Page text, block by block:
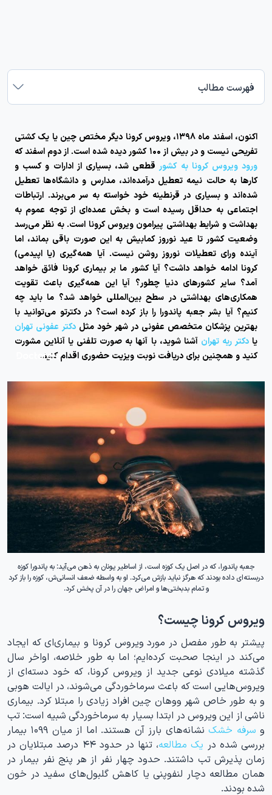
فهرست مطالب
اکنون، اسفند ماه ۱۳۹۸، ویروس کرونا دیگر مختص چین یا یک کشتی
تفریحی نیست و در بیش از ۱۰۰ کشور دیده شده است. از دوم اسفند که
ورود ویروس کرونا به کشور قطعی شد، بسیاری از ادارات و کسب و
کارها به حالت نیمه تعطیل درآمده‌اند، مدارس و دانشگاه‌ها تعطیل
شده‌اند و بسیاری در قرنطینه خود خواسته به سر می‌برند. ارتباطات
اجتماعی به حداقل رسیده است و بخش عمده‌ای از توجه عموم به
بهداشت و شرایط بهداشتی پیرامون ویروس کرونا است. به نظر می‌رسد
وضعیت کشور تا عید نوروز کمابیش به این صورت باقی بماند، اما
آینده ورای تعطیلات نوروز روشن نیست. آیا همه‌گیری (یا اپیدمی)
کرونا ادامه خواهد داشت؟ آیا کشور ما بر بیماری کرونا فائق خواهد
آمد؟ سایر کشورهای دنیا چطور؟ آیا این همه‌گیری باعث تقویت
همکاری‌های بهداشتی در سطح بین‌المللی خواهد شد؟ ما باید چه
کنیم؟ آیا بشر جعبه پاندورا را باز کرده است؟ در دکترتو می‌توانید با
بهترین پزشکان متخصص عفونی در شهر خود مثل دکتر عفونی تهران
یادکتر ریه تهران آشنا شوید، با آنها به صورت تلفنی یا آنلاین مشورت
کنید و همچنین برای دریافت نوبت ویزیت حضوری اقدام کنید.
جعبه پاندورا، که در اصل یک کوزه است، از اساطیر یونان به ذهن می‌آید: به پاندورا کوزه
دربسته‌ای داده بودند که هرگز نباید بازش می‌کرد. او به واسطه ضعف انسانی‌ش، کوزه را باز کرد
و تمام بدبختی‌ها و امراض جهان را در آن پخش کرد.
ویروس کرونا چیست؟
پیشتر به طور مفصل در مورد ویروس کرونا و بیماری‌ای که ایجاد
می‌کند در اینجا صحبت کرده‌ایم؛ اما به طور خلاصه، اواخر سال
گذشته میلادی نوعی جدید از ویروس کرونا، که خود دسته‌‏ای از
ویروس‌هایی است که باعث سرماخوردگی می‌شوند، در ایالت هوبی
و به طور خاص شهر ووهان چین افراد زیادی را مبتلا کرد. بیماری
ناشی از این ویروس در ابتدا بسیار به سرماخوردگی شبیه است: تب
و سرفه خشک
نشانه‌های بارز آن هستند. اما از میان ۱۰۹۹ بیمار
بررسی شده در یک مطالعه
، تنها در حدود ۴۴ درصد مبتلایان در
زمان پذیرش تب داشتند. حدود چهار نفر از هر پنج نفر بیمار در
همان مطالعه دچار لنفوپنی یا کاهش گلبول‌های سفید در خون
شده بودند.